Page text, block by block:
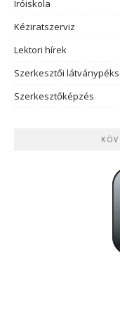
Íróiskola
Kéziratszerviz
Lektori hírek
Szerkesztői
Szerkesztőképzés